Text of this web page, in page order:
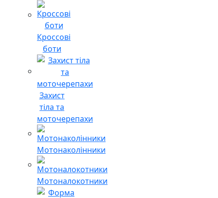
Кроссові
боти
Захист
тіла та
моточерепахи
Мотонаколінники
Мотоналокотники